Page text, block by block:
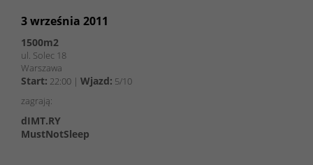
3 września 2011
1500m2
ul. Solec 18
Warszawa
Start: 22:00 | Wjazd: 5/10
zagrają:
dIMT.RY
MustNotSleep